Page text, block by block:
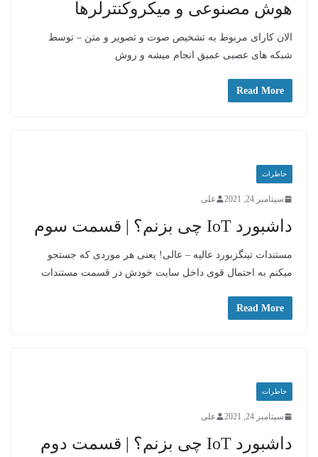
هوش مصنوعی و میکروکنترلرها
الان کارای مربوط به تشخیص صوت و تصویر و متن – توسط
شبکه های عصبی عمیق انجام میشه و روش
Read More
خاطرات
سپتامبر 24, 2021 علی
داشبورد IoT چی بزنم؟ | قسمت سوم
مستندات تینگزبورد عالیه – عالی! یعنی هر موردی که جستجو
میکنم به احتمال قوی داخل سایت خودش در قسمت مستندات
Read More
خاطرات
سپتامبر 24, 2021 علی
داشبورد IoT چی بزنم؟ | قسمت دوم